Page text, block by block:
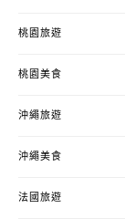
桃園旅遊
桃園美食
沖繩旅遊
沖繩美食
法國旅遊